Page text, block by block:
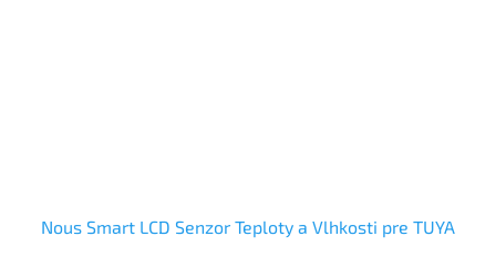
Nous Smart LCD Senzor Teploty a Vlhkosti pre TUYA